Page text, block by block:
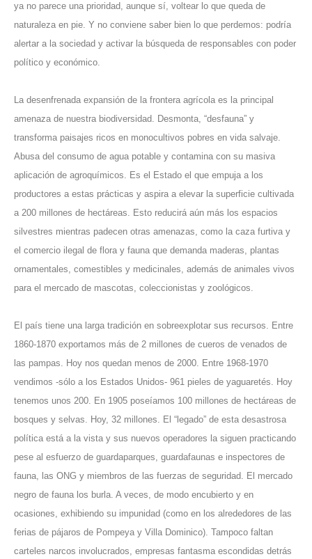
ya no parece una prioridad, aunque sí, voltear lo que queda de
naturaleza en pie. Y no conviene saber bien lo que perdemos: podría
alertar a la sociedad y activar la búsqueda de responsables con poder
político y económico.
La desenfrenada expansión de la frontera agrícola es la principal
amenaza de nuestra biodiversidad. Desmonta, “desfauna” y
transforma paisajes ricos en monocultivos pobres en vida salvaje.
Abusa del consumo de agua potable y contamina con su masiva
aplicación de agroquímicos. Es el Estado el que empuja a los
productores a estas prácticas y aspira a elevar la superficie cultivada
a 200 millones de hectáreas. Esto reducirá aún más los espacios
silvestres mientras padecen otras amenazas, como la caza furtiva y
el comercio ilegal de flora y fauna que demanda maderas, plantas
ornamentales, comestibles y medicinales, además de animales vivos
para el mercado de mascotas, coleccionistas y zoológicos.
El país tiene una larga tradición en sobreexplotar sus recursos. Entre
1860-1870 exportamos más de 2 millones de cueros de venados de
las pampas. Hoy nos quedan menos de 2000. Entre 1968-1970
vendimos -sólo a los Estados Unidos- 961 pieles de yaguaretés. Hoy
tenemos unos 200. En 1905 poseíamos 100 millones de hectáreas de
bosques y selvas. Hoy, 32 millones. El “legado” de esta desastrosa
política está a la vista y sus nuevos operadores la siguen practicando
pese al esfuerzo de guardaparques, guardafaunas e inspectores de
fauna, las ONG y miembros de las fuerzas de seguridad. El mercado
negro de fauna los burla. A veces, de modo encubierto y en
ocasiones, exhibiendo su impunidad (como en los alrededores de las
ferias de pájaros de Pompeya y Villa Dominico). Tampoco faltan
carteles narcos involucrados, empresas fantasma escondidas detrás